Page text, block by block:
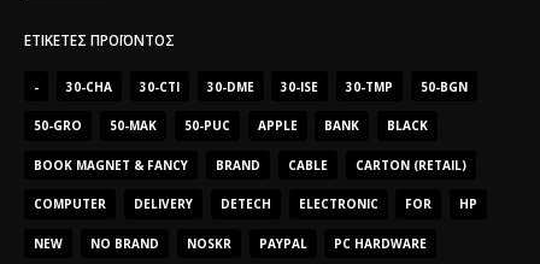
ΕΤΙΚΈΤΕΣ ΠΡΟΪΌΝΤΟΣ
- 30-CHA 30-CTI 30-DME 30-ISE 30-TMP 50-BGN
50-GRO 50-MAK 50-PUC APPLE BANK BLACK
BOOK MAGNET & FANCY BRAND CABLE CARTON (RETAIL)
COMPUTER DELIVERY DETECH ELECTRONIC FOR HP
NEW NO BRAND NOSKR PAYPAL PC HARDWARE